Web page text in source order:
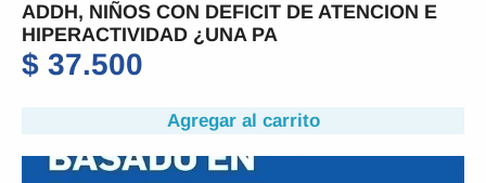
ADDH, NIÑOS CON DEFICIT DE ATENCION E
HIPERACTIVIDAD ¿UNA PA
$ 37.500
Agregar al carrito